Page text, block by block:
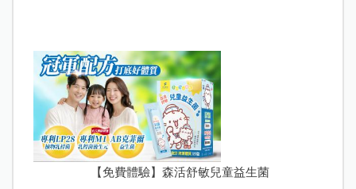
【免費體驗】森活舒敏兒童益生菌